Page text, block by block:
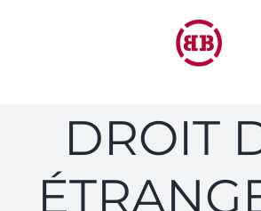
DROIT